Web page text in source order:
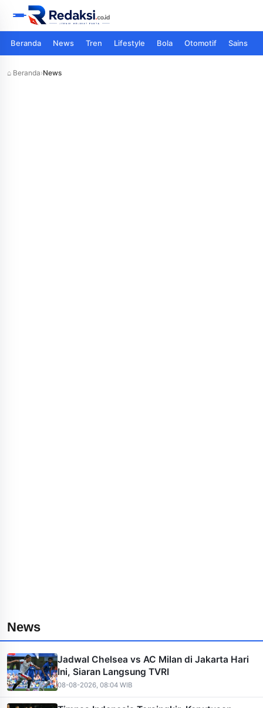
Beranda News Tren Lifestyle Bola Otomotif Sains
⌂ Beranda›News
News
Jadwal Chelsea vs AC Milan di Jakarta Hari
Ini, Siaran Langsung TVRI
08-08-2026, 08:04 WIB